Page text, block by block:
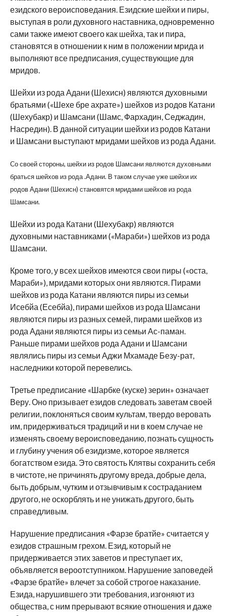
езидского вероисповедания. Езидские шейхи и пиры,
выступая в роли духовного наставника, одновременно
сами также имеют своего как шейха, так и пира,
становятся в отношении к ним в положении мрида и
выполняют все предписания, существующие для
мридов.
Шейхи из рода Адани (Шехисн) являются духовными
братьями («Шехе бре ахрате») шейхов из родов Катани
(Шехубакр) и Шамсани (Шамс, Фархадин, Седжадин,
Насредин). В данной ситуации шейхи из родов Катани
и Шамсани выступают мридами шейхов из рода Адани.
Со своей стороны, шейхи из родов Шамсани являются духовными
браться шейхов из рода .Адани. В таком случае уже шейхи их
родов Адани (Шехисн) становятся мридами шейхов из рода
Шамсани.
Шейхи из рода Катани (Шехубакр) являются
духовными наставниками («Мараби») шейхов из рода
Шамсани.
Кроме того, у всех шейхов имеются свои пиры («оста,
Мараби»), мридами которых они являются. Пирами
шейхов из рода Катани являются пиры из семьи
Исебйа (Есебйа), пирами шейхов из рода Шамсани
являются пиры из разных семей, пирами шейхов из
рода Адани являются пиры из семьи Ас-паман.
Раньше пирами шейхов рода Адани и Шамсани
являлись пиры из семьи Аджи Мхамаде Безу-рат,
наследники которой перевелись.
Третье предписание «Шарбке (куске) зерин» означает
Веру. Оно призывает езидов следовать заветам своей
религии, поклоняться своим культам, твердо веровать
им, придерживаться традиций и ни в коем случае не
изменять своему вероисповеданию, познать сущность
и глубину учения об езидизме, которое является
богатством езида. Это святость Клятвы сохранить себя
в чистоте, не причинять другому вреда, добрые дела,
быть добрым, чутким и отзывчивым к состраданием
другого, не оскорблять и не унижать другого, быть
справедливым.
Нарушение предписания «Фарзе братйе» считается у
езидов страшным грехом. Езид, который не
придерживается этих заветов и преступает их,
объявляется вероотступником. Нарушение заповедей
«Фарзе братйе» влечет за собой строгое наказание.
Езида, нарушившего эти требования, изгоняют из
общества, с ним прерывают всякие отношения и даже